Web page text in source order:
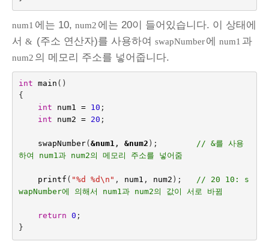
num1 에는 10, num2 에는 20이 들어있습니다. 이 상태에
서 & (주소 연산자)를 사용하여 swapNumber에 num1 과
num2 의 메모리 주소를 넣어줍니다.
int main ()
{
int
num1 = 10 ;
int
num2 = 20 ;
swapNumber( &num1, &num2 );
// &를 사용
하여 num1과 num2의 메모리 주소를 넣어줌
printf ( "%d %d\n " , num1 , num2 );
// 20 10: s
wapNumber에 의해서 num1과 num2의 값이 서로 바뀜
return 0 ;
}